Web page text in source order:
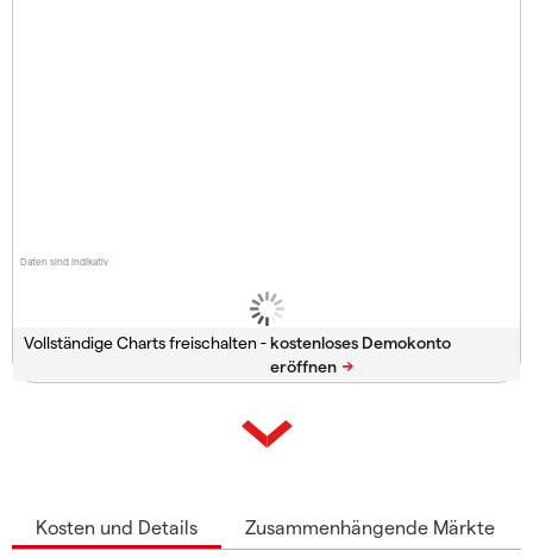
Daten sind indikativ
Vollständige Charts freischalten -
Kosten und Details Zusammenhängende Märkte